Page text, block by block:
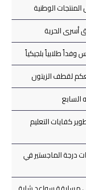
الوطنية
الحرية
طلابياً بلجيكياً
لقطف الزيتون
كفايات التعليم
درجة الماجستير في